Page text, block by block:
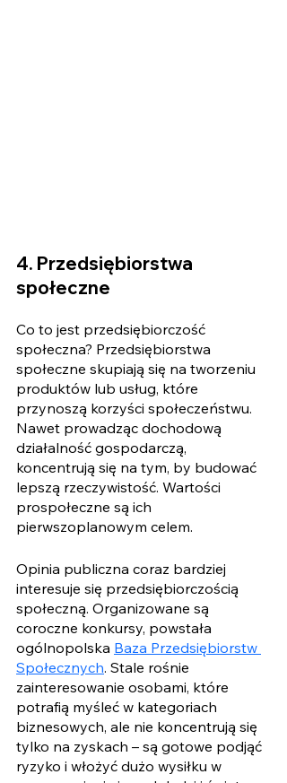
4. Przedsiębiorstwa
społeczne
Co to jest przedsiębiorczość
społeczna? Przedsiębiorstwa
społeczne skupiają się na tworzeniu
produktów lub usług, które
przynoszą korzyści społeczeństwu.
Nawet prowadząc dochodową
działalność gospodarczą,
koncentrują się na tym, by budować
lepszą rzeczywistość. Wartości
prospołeczne są ich
pierwszoplanowym celem.
Opinia publiczna coraz bardziej
interesuje się przedsiębiorczością
społeczną. Organizowane są
coroczne konkursy, powstała
ogólnopolska Baza Przedsiębiorstw
Społecznych. Stale rośnie
zainteresowanie osobami, które
potrafią myśleć w kategoriach
biznesowych, ale nie koncentrują się
tylko na zyskach – są gotowe podjąć
ryzyko i włożyć dużo wysiłku w